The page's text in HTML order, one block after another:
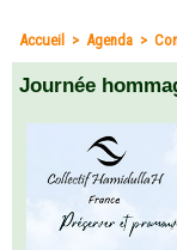
Accueil > Agenda >
Journée